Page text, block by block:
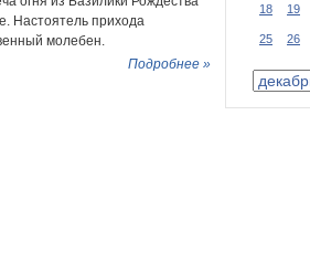
Настоятель прихода
молебен.
Подробнее »
18 19
25 26